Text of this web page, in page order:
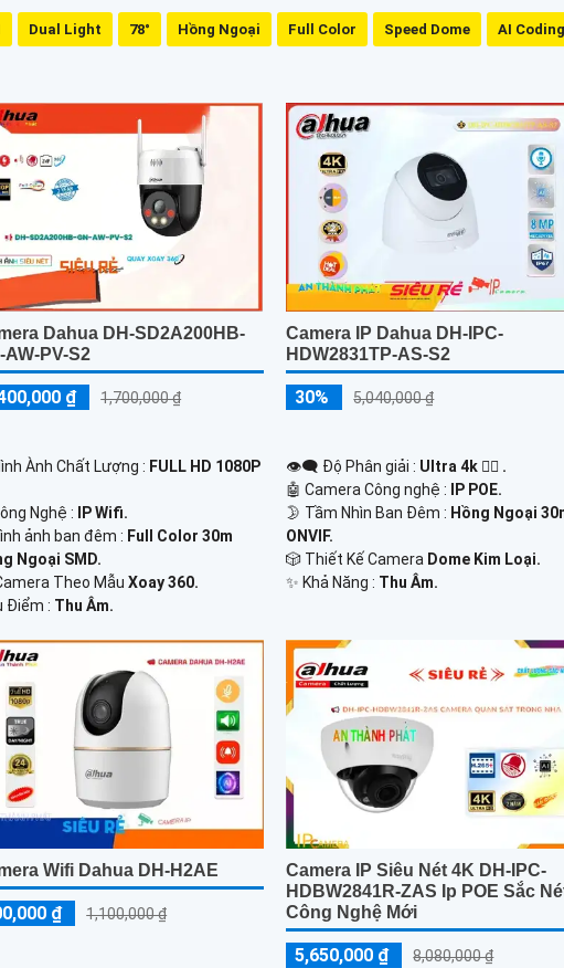
Dual Light 78° Hồng Ngoại Full Color Speed Dome AI Coding
Dahua DH-SD2A200HB-
AW-PV-S2
₫ 1,700,000 ₫
Ành Chất Lượng : FULL HD 1080P
Nghệ :
IP Wifi.
ảnh ban đêm : Full Color 30m
Ngoại SMD.
Theo MẫuXoay 360.
Điểm : Thu Âm.
Camera IP Dahua DH-IPC-
HDW2831TP-AS-S2
30% 5,040,000 ₫
👁️‍🗨 Độ Phân giải : Ultra 4k 👍🏾 .
🤖️ Camera Công nghệ :
IP POE.
🌛 Tầm Nhìn Ban Đêm : Hồng Ngoại
ONVIF.
🎲 Thiết Kế Camera Dome Kim Loại.
️✨ Khả Năng : Thu Âm.
Wifi Dahua DH-H2AE
₫ 1,100,000 ₫
Camera IP Siêu Nét 4K DH-IPC-
HDBW2841R-ZAS Ip POE Sắc
Công Nghệ Mới
5,650,000 ₫ 8,080,000 ₫